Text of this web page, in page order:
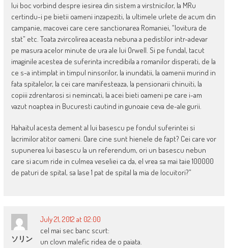
lui boc vorbind despre iesirea din sistem a virstnicilor, la MRu
certindu-i pe bietii oameni inzapeziti, la ultimele urlete de acum din
campanie, macovei care cere sanctionarea Romaniei, “lovitura de
stat” etc. Toata zvircolirea aceasta nebuna a pedistilor intr-adevar
pe masura acelor minute de ura ale lui Orwell. Si pe fundal, tacut
imaginile acestea de suferinta incredibila a romanilor disperati, de la
ce s-a intimplat in timpul ninsorilor, la inundatii, la oamenii murind in
fata spitalelor, la cei care manifesteaza, la pensionarii chinuiti, la
copiii zdrentarosi si nemincati, la acei bieti oameni pe care i-am
vazut noaptea in Bucuresti cautind in gunoaie ceva de-ale gurii.
Hahaitul acesta dement al lui basescu pe fondul suferintei si
lacrimilor atitor oameni. Oare cine sunt hienele de fapt? Cei care vor
supunerea lui basescu la un referendum, ori un basescu nebun
care si acum ride in culmea veseliei ca da, el vrea sa mai taie 100000
de paturi de spital, sa lase 1 pat de spital la mia de locuitori?”
ソリン
July 21, 2012 at 02:00
cel mai sec banc scurt:
un clovn malefic ridea de o paiata.